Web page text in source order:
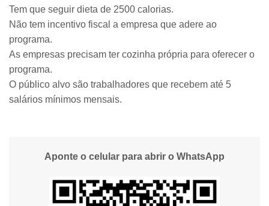
Tem que seguir dieta de 2500 calorias.
Não tem incentivo fiscal a empresa que adere ao
programa.
As empresas precisam ter cozinha própria para oferecer o
programa.
O público alvo são trabalhadores que recebem até 5
salários mínimos mensais.
Aponte o celular para abrir o WhatsApp